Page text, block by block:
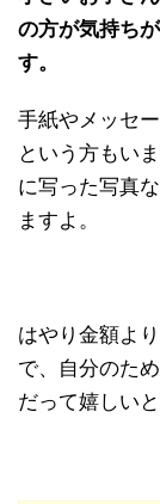
の方が気持ち
す。
手紙やメッセ
という方もい
に写った写真
ますよ。
はやり金額よ
で、自分のた
だって嬉しい